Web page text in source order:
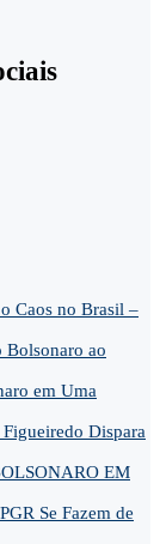
Caos no Brasil –
Bolsonaro ao
em Uma
Figueiredo Dispara
EM
Se Fazem de